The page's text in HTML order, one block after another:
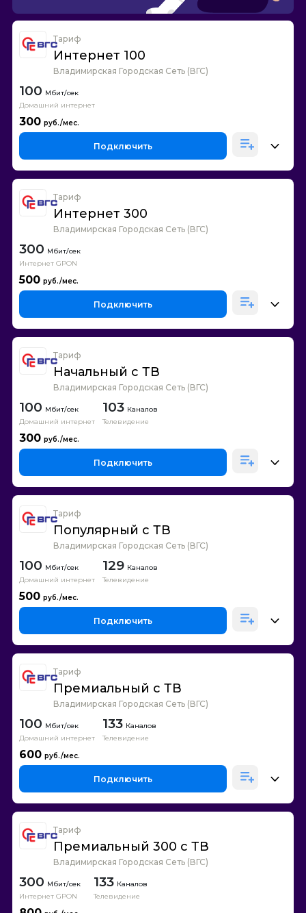
Тариф
Интернет 100
Владимирская Городская Сеть (ВГС)
100
Домашний интернет
300
Подключить
Тариф
Интернет 300
Владимирская Городская Сеть (ВГС)
300
Интернет GPON
500
Подключить
Тариф
Начальный с ТВ
Владимирская Городская Сеть (ВГС)
100
Домашний интернет
103 Каналов
Телевидение
300
Подключить
Тариф
Популярный с ТВ
Владимирская Городская Сеть (ВГС)
100
Домашний интернет
129 Каналов
Телевидение
500
Подключить
Тариф
Премиальный с ТВ
Владимирская Городская Сеть (ВГС)
100
Домашний интернет
133 Каналов
Телевидение
600
Подключить
Тариф
Премиальный 300 с ТВ
Владимирская Городская Сеть (ВГС)
300
Интернет GPON
133 Каналов
Телевидение